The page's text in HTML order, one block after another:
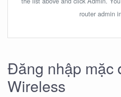
router admin
Đăng nhập mặc
Wireless